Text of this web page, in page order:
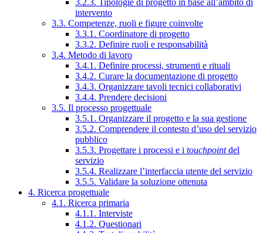
3.2.3. Tipologie di progetto in base all’ambito di
intervento
3.3. Competenze, ruoli e figure coinvolte
3.3.1. Coordinatore di progetto
3.3.2. Definire ruoli e responsabilità
3.4. Metodo di lavoro
3.4.1. Definire processi, strumenti e rituali
3.4.2. Curare la documentazione di progetto
3.4.3. Organizzare tavoli tecnici collaborativi
3.4.4. Prendere decisioni
3.5. Il processo progettuale
3.5.1. Organizzare il progetto e la sua gestione
3.5.2. Comprendere il contesto d’uso del servizio
pubblico
3.5.3. Progettare i processi e i touchpointdel
servizio
3.5.4. Realizzare l’interfaccia utente del servizio
3.5.5. Validare la soluzione ottenuta
4. Ricerca progettuale
4.1. Ricerca primaria
4.1.1. Interviste
4.1.2. Questionari